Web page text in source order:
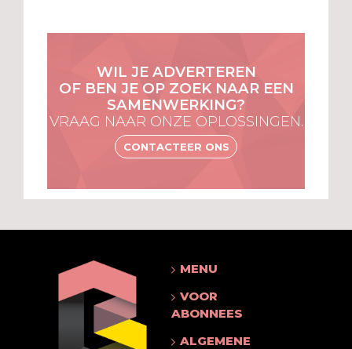
WIL JE ADVERTEREN
OF BEN JE OP ZOEK NAAR EEN
SAMENWERKING?
VRAAG NAAR ONZE OPLOSSINGEN.
CONTACTEER ONS
MENU
VOOR
ABONNEES
ALGEMENE